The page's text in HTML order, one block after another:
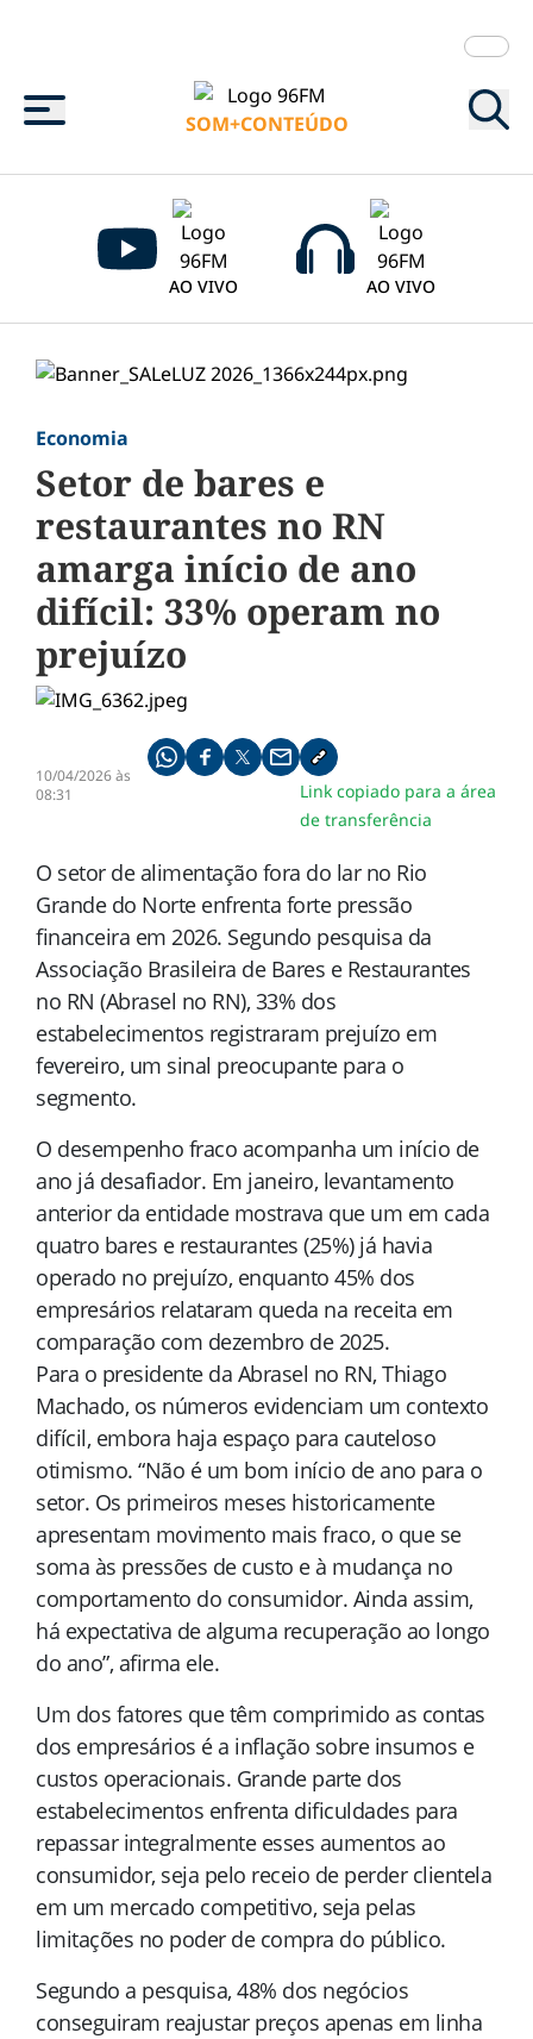
Menu
SOM+CONTEÚDO
AO VIVO AO VIVO
Economia
Setor de bares e
restaurantes no RN
amarga início de ano
difícil: 33% operam no
prejuízo
10/04/2026 às
08:31
Compartilhe pelo whatsapp
Compartilhar no facebook
Compartilhar no twitter
Compartilhe pelo email
Copiar link da notícia
Link copiado para a área
de transferência
O setor de alimentação fora do lar no Rio
Grande do Norte enfrenta forte pressão
financeira em 2026. Segundo pesquisa da
Associação Brasileira de Bares e Restaurantes
no RN (Abrasel no RN), 33% dos
estabelecimentos registraram prejuízo em
fevereiro, um sinal preocupante para o
segmento.
O desempenho fraco acompanha um início de
ano já desafiador. Em janeiro, levantamento
anterior da entidade mostrava que um em cada
quatro bares e restaurantes (25%) já havia
operado no prejuízo, enquanto 45% dos
empresários relataram queda na receita em
comparação com dezembro de 2025.
Para o presidente da Abrasel no RN, Thiago
Machado, os números evidenciam um contexto
difícil, embora haja espaço para cauteloso
otimismo. “Não é um bom início de ano para o
setor. Os primeiros meses historicamente
apresentam movimento mais fraco, o que se
soma às pressões de custo e à mudança no
comportamento do consumidor. Ainda assim,
há expectativa de alguma recuperação ao longo
do ano”, afirma ele.
Um dos fatores que têm comprimido as contas
dos empresários é a inflação sobre insumos e
custos operacionais. Grande parte dos
estabelecimentos enfrenta dificuldades para
repassar integralmente esses aumentos ao
consumidor, seja pelo receio de perder clientela
em um mercado competitivo, seja pelas
limitações no poder de compra do público.
Segundo a pesquisa, 48% dos negócios
conseguiram reajustar preços apenas em linha